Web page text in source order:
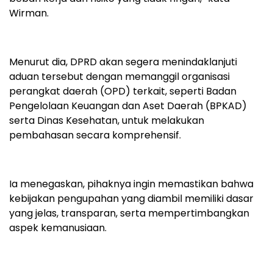
Wirman.
Menurut dia, DPRD akan segera menindaklanjuti
aduan tersebut dengan memanggil organisasi
perangkat daerah (OPD) terkait, seperti Badan
Pengelolaan Keuangan dan Aset Daerah (BPKAD)
serta Dinas Kesehatan, untuk melakukan
pembahasan secara komprehensif.
Ia menegaskan, pihaknya ingin memastikan bahwa
kebijakan pengupahan yang diambil memiliki dasar
yang jelas, transparan, serta mempertimbangkan
aspek kemanusiaan.